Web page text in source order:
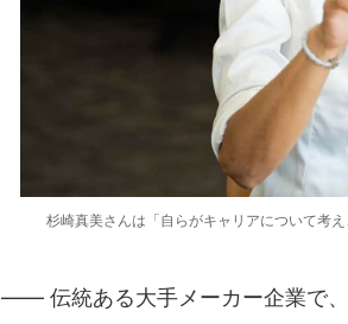
杉崎真美さんは「自らがキャリアについて考
―― 伝統ある大手メーカー企業で